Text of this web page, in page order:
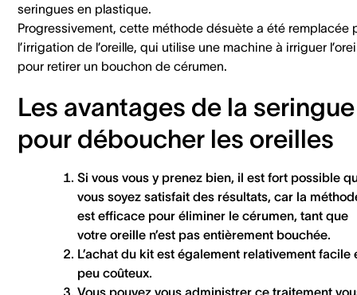
seringues en plastique.
Progressivement, cette méthode désuète a été remplacée
l’irrigation de l’oreille, qui utilise une machine à irriguer
pour retirer un bouchon de cérumen.
Les avantages de la seringue
pour déboucher les oreilles
Si vous vous y prenez bien, il est fort possible
vous soyez satisfait des résultats, car la
est efficace pour éliminer le cérumen, tant que
votre oreille n’est pas entièrement bouchée.
L’achat du kit est également relativement facile
peu coûteux.
Vous pouvez vous administrer ce traitement